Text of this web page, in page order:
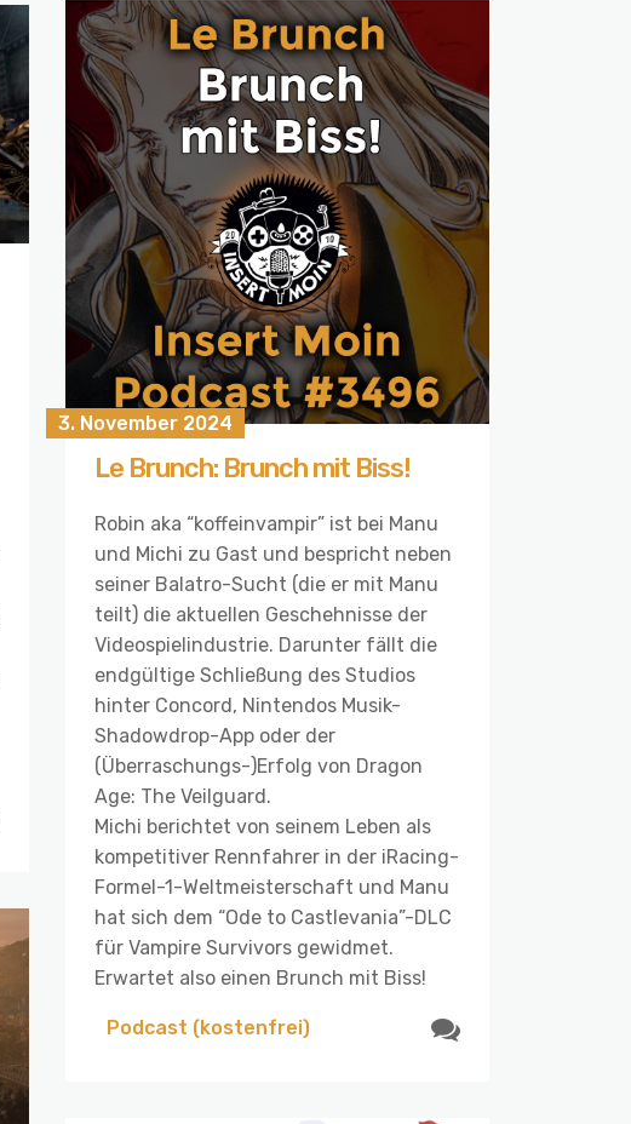
3. November 2024
Le Brunch: Brunch mit Biss!
Robin aka “koffeinvampir” ist bei Manu
und Michi zu Gast und bespricht neben
seiner Balatro-Sucht (die er mit Manu
teilt) die aktuellen Geschehnisse der
Videospielindustrie. Darunter fällt die
endgültige Schließung des Studios
hinter Concord, Nintendos Musik-
Shadowdrop-App oder der
(Überraschungs-)Erfolg von Dragon
Age: The Veilguard.
Michi berichtet von seinem Leben als
kompetitiver Rennfahrer in der iRacing-
Formel-1-Weltmeisterschaft und Manu
hat sich dem “Ode to Castlevania”-DLC
für Vampire Survivors gewidmet.
Erwartet also einen Brunch mit Biss!
Podcast (kostenfrei)